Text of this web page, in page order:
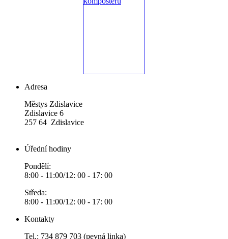
Adresa
Městys Zdislavice
Zdislavice 6
257 64 Zdislavice
Úřední hodiny
Pondělí:
8:00 - 11:00/12: 00 - 17: 00
Středa:
8:00 - 11:00/12: 00 - 17: 00
Kontakty
Tel.: 734 879 703 (pevná linka)